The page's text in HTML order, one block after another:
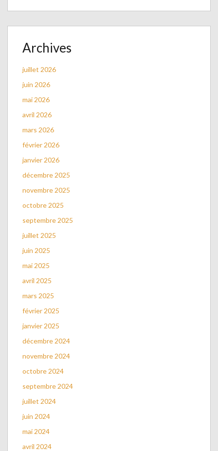
Archives
juillet 2026
juin 2026
mai 2026
avril 2026
mars 2026
février 2026
janvier 2026
décembre 2025
novembre 2025
octobre 2025
septembre 2025
juillet 2025
juin 2025
mai 2025
avril 2025
mars 2025
février 2025
janvier 2025
décembre 2024
novembre 2024
octobre 2024
septembre 2024
juillet 2024
juin 2024
mai 2024
avril 2024